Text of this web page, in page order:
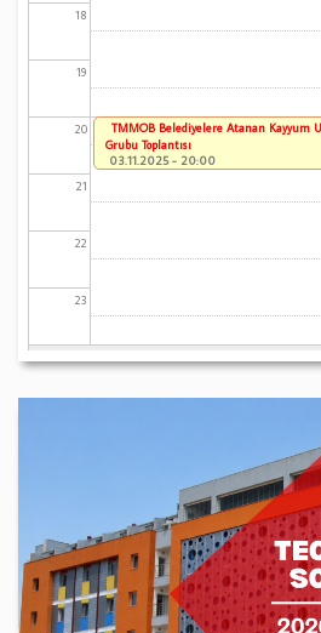
18
19
20
21
22
23
TMMOB Belediyelere Atanan Kayyum
Grubu Toplantısı
03.11.2025 - 20:00